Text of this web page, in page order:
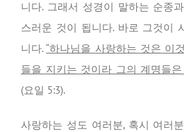
니다. 그래서 성경이 말하는 순종
스러운 것이 됩니다. 바로 그것이
니다.“하나님을 사랑하는 것은 이
들을 지키는 것이라 그의 계명들
(요일 5:3).
사랑하는 성도 여러분, 혹시 여러